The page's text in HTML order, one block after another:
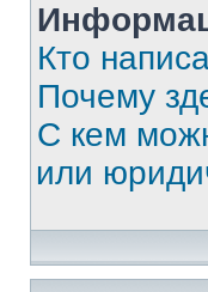
Кто
Почему
С кем
или